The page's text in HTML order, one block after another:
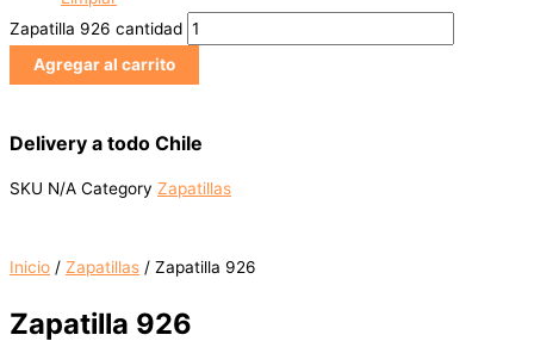
Zapatilla 926 cantidad
Agregar al carrito
Delivery a todo Chile
SKU N/A Category Zapatillas
Inicio / Zapatillas / Zapatilla 926
Zapatilla 926